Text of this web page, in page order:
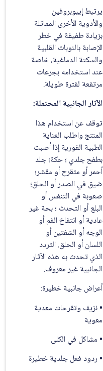
يرتبط إيبوبروفين
والأدوية الأخرى المماثلة
بزيادة طفيفة في خطر
الإصابة بالنوبات القلبية
والسكتة الدماغية، خاصة
عند استخدامه بجرعات
مرتفعة لفترة طويلة.
الآثار الجانبية المحتملة:
توقف عن استخدام هذا
المنتج واطلب العناية
الطبية الفورية إذا أصبت
بطفح جلدي ؛ حكة؛ جلد
أحمر أو متقرح أو مقشر؛
ضيق في الصدر أو الحلق؛
صعوبة في التنفس أو
البلع أو التحدث ؛ بحة غير
عادية أو انتفاخ الفم أو
الوجه أو الشفتين أو
اللسان أو الحلق. التردد
الذي تحدث به هذه الآثار
الجانبية غير معروف.
أعراض جانبية خطيرة:
• نزيف وتقرحات معدية
معوية
• مشاكل في الكلى
• ردود فعل جلدية خطيرة